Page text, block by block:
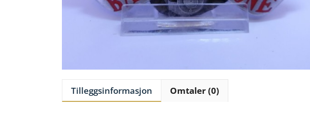
Tilleggsinformasjon Omtaler (0)